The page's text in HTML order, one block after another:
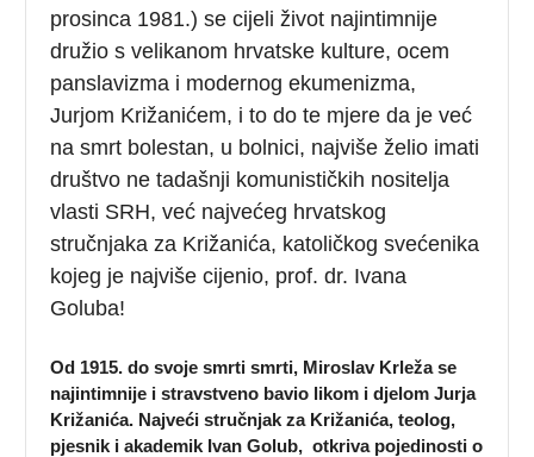
prosinca 1981.) se cijeli život najintimnije
družio s velikanom hrvatske kulture, ocem
panslavizma i modernog ekumenizma,
Jurjom Križanićem, i to do te mjere da je već
na smrt bolestan, u bolnici, najviše želio imati
društvo ne tadašnji komunističkih nositelja
vlasti SRH, već najvećeg hrvatskog
stručnjaka za Križanića, katoličkog svećenika
kojeg je najviše cijenio, prof. dr. Ivana
Goluba!
Od 1915. do svoje smrti smrti, Miroslav Krleža se
najintimnije i stravstveno bavio likom i djelom Jurja
Križanića. Najveći stručnjak za Križanića, teolog,
pjesnik i akademik Ivan Golub, otkriva pojedinosti o